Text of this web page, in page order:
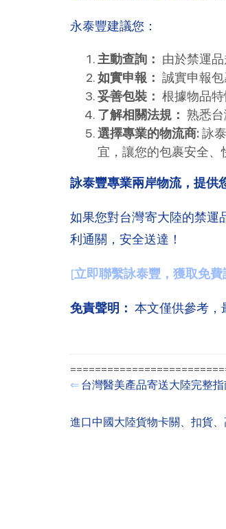
永泰豐建議您：
主動查詢： 由於禁運
如實申報： 誠實申報
妥善包裝： 根據物品特
了解相關法規： 熟悉台
選擇專業的物流商:詠
宜，讓您的包裹安全、
詠泰豐專業兩岸物流，提供
如果您對台灣寄大陸的禁運
利通關，安全送達！
[立即聯繫詠泰豐，獲取免費
免責聲明： 本文僅供參考，
⇐ 台灣醫美產品寄送大陸完整
進口中國大陸貨物卡關、扣貨